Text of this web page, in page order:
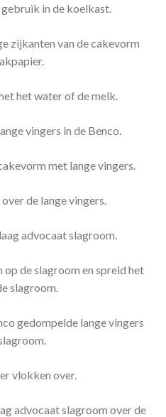
in de koelkast.
zijkanten van de cakevorm
het water of de melk.
vingers in de Benco.
met lange vingers.
de lange vingers.
advocaat slagroom.
de slagroom en spreid het
slagroom.
gedompelde lange vingers
vlokken over.
advocaat slagroom over de